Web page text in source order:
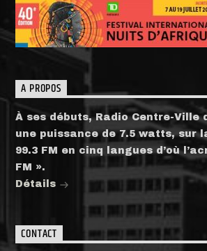
A PROPOS
À ses débuts, Radio Centre-
une puissance de 7.5 watts, sur
99.3 FM en cinq langues d’où
FM ».
Détails
CONTACT